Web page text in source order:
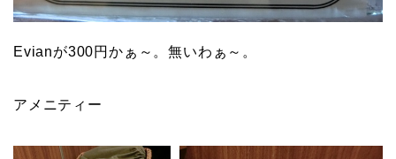
Evianが300円かぁ～。無いわぁ～。
アメニティー